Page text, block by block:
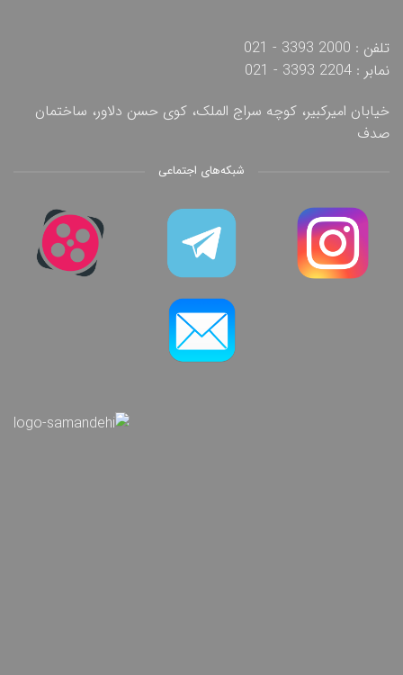
تلفن : 2000 3393 - 021
نمابر : 2204 3393 - 021
خیابان امیرکبیر، کوچه سراج الملک، کوی حسن دلاور، ساختمان
صدف
شبکه‌های اجتماعی